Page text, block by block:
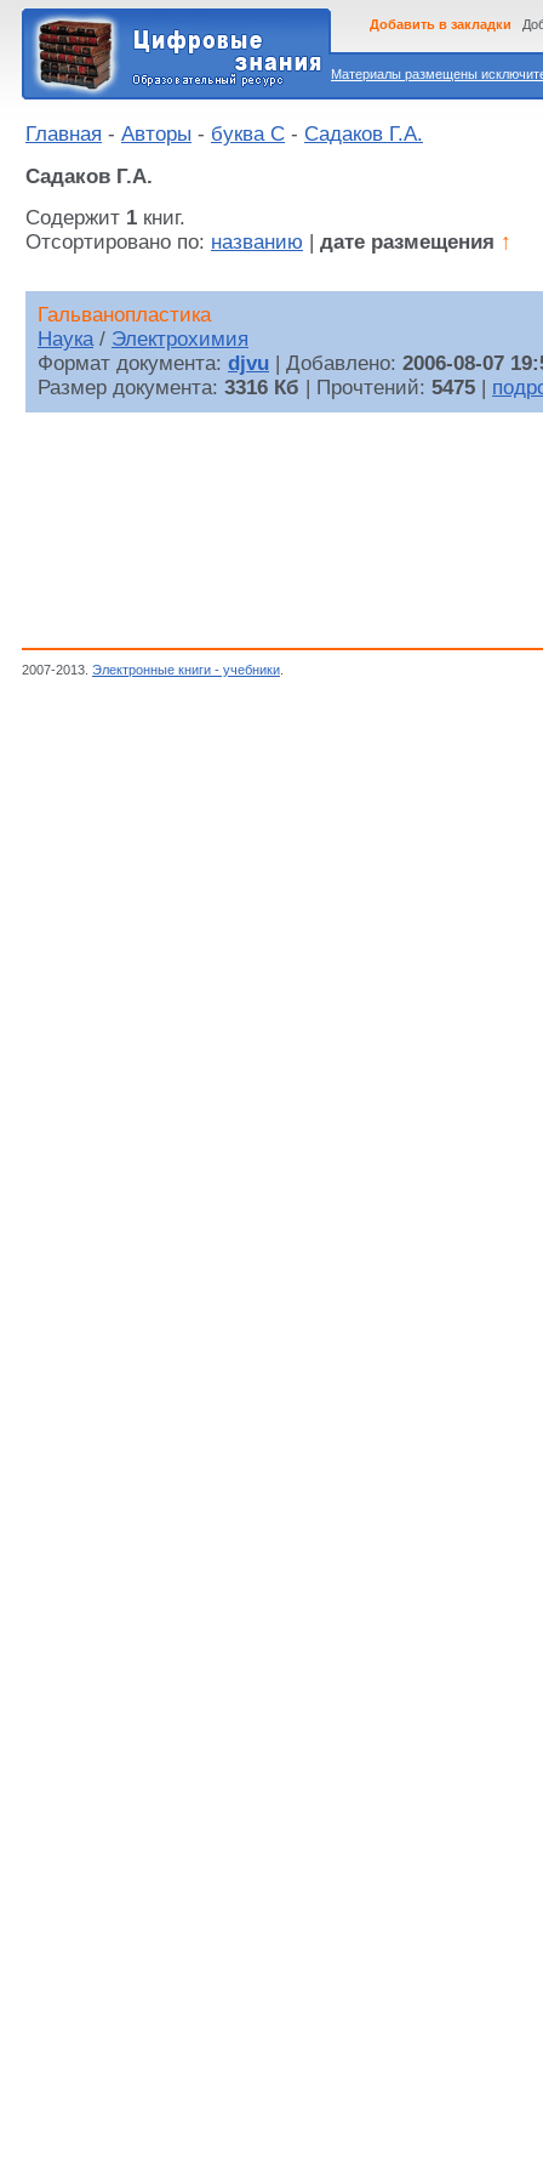
Материалы размещены
Добавить в закладки
Главная - Авторы - буква С - Садаков Г.А.
Садаков Г.А.
Содержит 1 книг.
Отсортировано по: названию дате размещения ↑
Гальванопластика
Наука/ Электрохимия
Формат документа: djvu | Добавлено: 2006-08-07
Размер документа: 3316 Кб | Прочтений: 5475
2007-2013. Электронные книги - учебники